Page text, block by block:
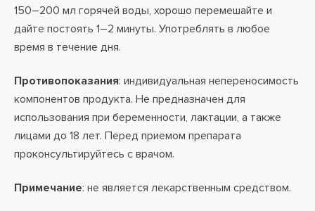
150–200 мл горячей воды, хорошо перемешайте и
дайте постоять 1–2 минуты. Употреблять в любое
время в течение дня.
Противопоказания: индивидуальная непереносимость
компонентов продукта. Не предназначен для
использования при беременности, лактации, а также
лицами до 18 лет. Перед приемом препарата
проконсультируйтесь с врачом.
Примечание: не является лекарственным средством.